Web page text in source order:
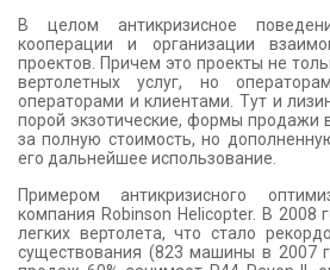
В целом антикризисное
кооперации и организации
проектов. Причем это проекты не
вертолетных услуг, но
операторами и клиентами. Тут и
порой экзотические, формы продажи
за полную стоимость, но
его дальнейшее использование.
Примером антикризисного
компания Robinson Helicopter. В 2008
легких вертолета, что стало
существования (823 машины в 2007